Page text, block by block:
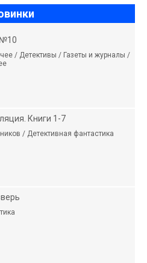
№10
/ Детективы / Газеты и журналы /
Книги 1-7
/ Детективная фантастика